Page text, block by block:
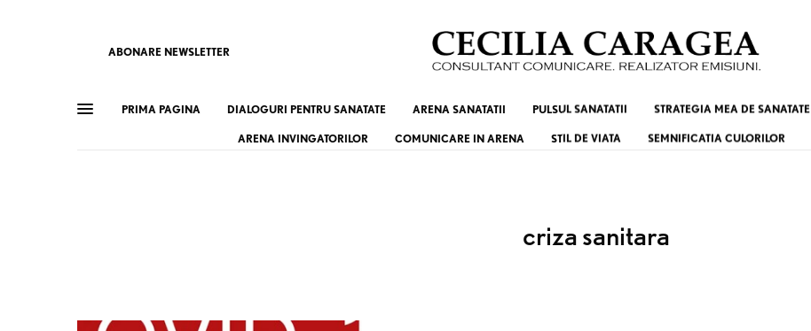
ABONARE NEWSLETTER
PRIMA PAGINA DIALOGURI PENTRU SANATATE ARENA SANATATII PULSUL SANATATII STRATEGIA MEA DE SANATATE
ARENA INVINGATORILOR COMUNICARE IN ARENA STIL DE VIATA SEMNIFICATIA CULORILOR
criza sanitara